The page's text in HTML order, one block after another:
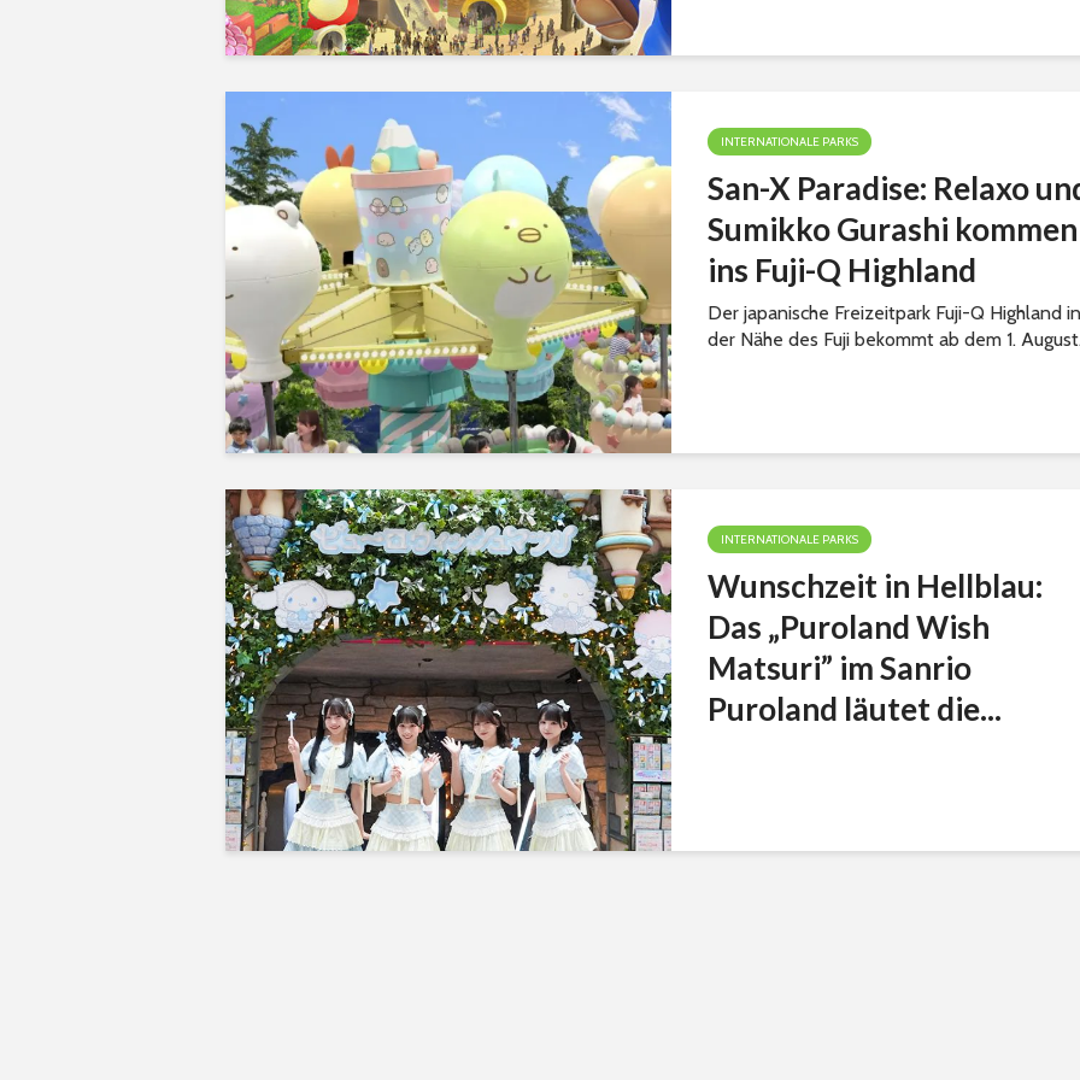
INTERNATIONALE PARKS
San-X Paradise: Relaxo
Sumikko Gurashi kommen
ins Fuji-Q Highland
Der japanische Freizeitpark Fuji-Q Highland in
der Nähe des Fuji bekommt ab dem 1.
INTERNATIONALE PARKS
Wunschzeit in Hellblau:
Das „Puroland Wish
Matsuri” im Sanrio
Puroland läutet die...